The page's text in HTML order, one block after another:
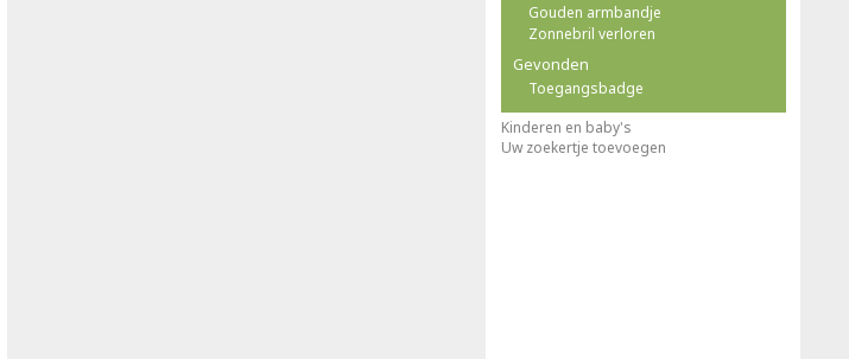
Gouden armbandje
Zonnebril verloren
Gevonden
Toegangsbadge
Kinderen en baby's
Uw zoekertje toevoegen